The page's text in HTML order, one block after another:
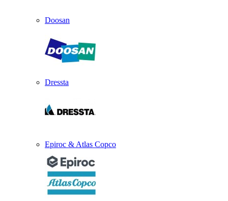
Doosan
Dressta
Epiroc & Atlas Copco